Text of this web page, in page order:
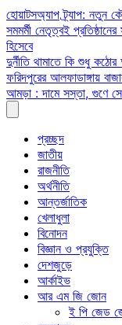
Skip
to
content
হোয়াটসঅ্যাপ ট্র্যাপ: নতুন
সমমর্মী নেতৃত্বই
হিসেবে
দুর্নীতি থামাতে কি শুধু
ফরিদপুরের আলফাডাঙ্গায়
আমড়া : দামে সস্তা, গুণে
প্রচ্ছদ
জাতীয়
রাজনীতি
অর্থনীতি
আন্তর্জাতিক
খেলাধুলা
বিনোদন
বিজ্ঞান ও প্রযুক্তি
দেশজুড়ে
আর্কাইভ
আর এম জি জোন
ই পি জেড